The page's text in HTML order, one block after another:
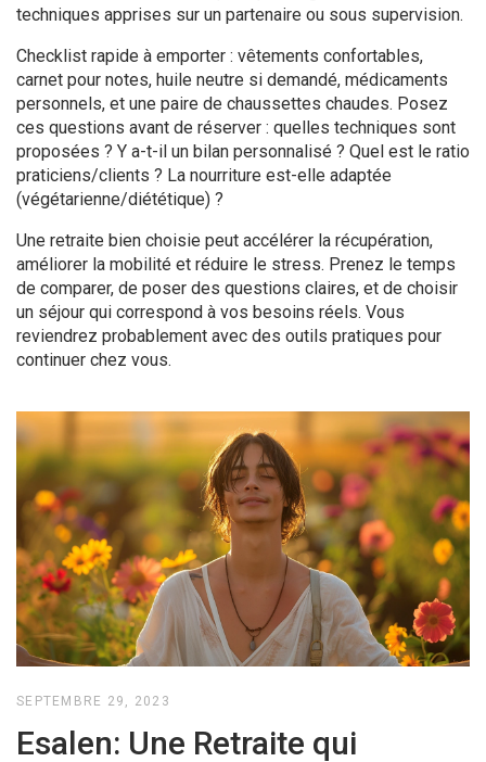
techniques apprises sur un partenaire ou sous supervision.
Checklist rapide à emporter : vêtements confortables,
carnet pour notes, huile neutre si demandé, médicaments
personnels, et une paire de chaussettes chaudes. Posez
ces questions avant de réserver : quelles techniques sont
proposées ? Y a-t-il un bilan personnalisé ? Quel est le ratio
praticiens/clients ? La nourriture est-elle adaptée
(végétarienne/diététique) ?
Une retraite bien choisie peut accélérer la récupération,
améliorer la mobilité et réduire le stress. Prenez le temps
de comparer, de poser des questions claires, et de choisir
un séjour qui correspond à vos besoins réels. Vous
reviendrez probablement avec des outils pratiques pour
continuer chez vous.
SEPTEMBRE 29, 2023
Esalen: Une Retraite qui